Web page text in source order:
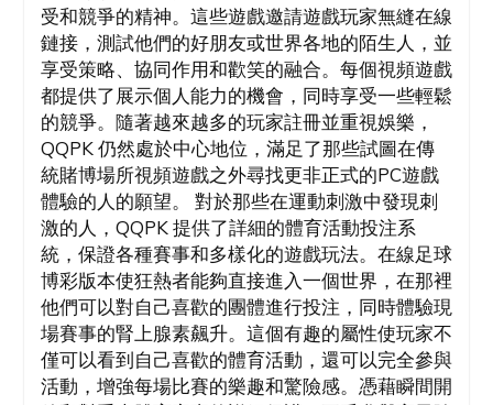
受和競爭的精神。這些遊戲邀請遊戲玩家無縫在線
鏈接，測試他們的好朋友或世界各地的陌生人，並
享受策略、協同作用和歡笑的融合。每個視頻遊戲
都提供了展示個人能力的機會，同時享受一些輕鬆
的競爭。隨著越來越多的玩家註冊並重視娛樂，
QQPK 仍然處於中心地位，滿足了那些試圖在傳
統賭博場所視頻遊戲之外尋找更非正式的PC遊戲
體驗的人的願望。 對於那些在運動刺激中發現刺
激的人，QQPK 提供了詳細的體育活動投注系
統，保證各種賽事和多樣化的遊戲玩法。在線足球
博彩版本使狂熱者能夠直接進入一個世界，在那裡
他們可以對自己喜歡的團體進行投注，同時體驗現
場賽事的腎上腺素飆升。這個有趣的屬性使玩家不
僅可以看到自己喜歡的體育活動，還可以完全參與
活動，增強每場比賽的樂趣和驚險感。憑藉瞬間開